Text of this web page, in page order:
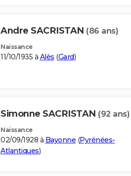
Andre SACRISTAN (86 ans)
Naissance
11/10/1935 à Alès (Gard)
Simonne SACRISTAN (92 ans)
Naissance
02/09/1928 à Bayonne (Pyrénées-
Atlantiques)